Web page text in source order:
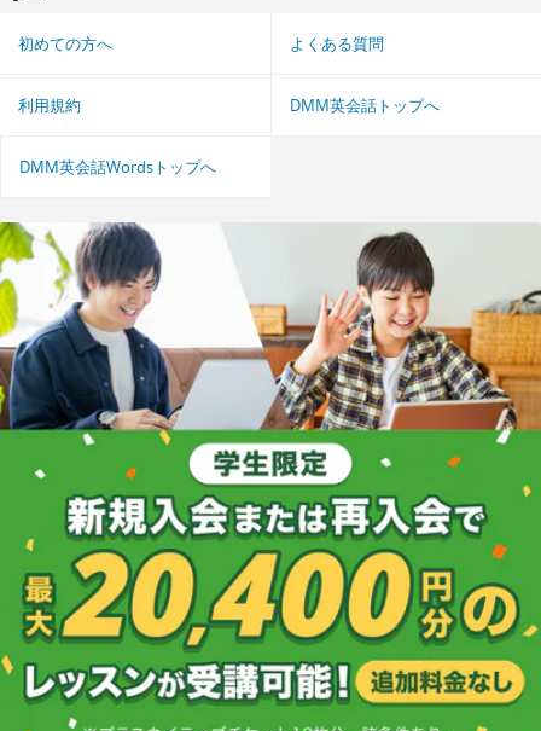
初めての方へ よくある質問
利用規約 DMM英会話トップへ
DMM英会話Wordsトップへ